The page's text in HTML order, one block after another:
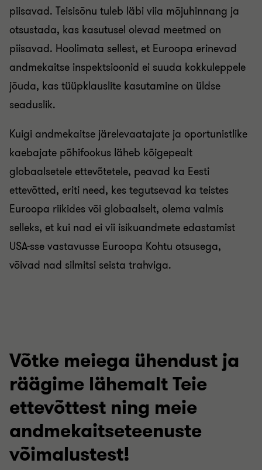
piisavad. Teisisõnu tuleb läbi viia mõjuhinnang ja
otsustada, kas kasutusel olevad meetmed on
piisavad. Hoolimata sellest, et Euroopa erinevad
andmekaitse inspektsioonid ei suuda kokkuleppele
jõuda, kas tüüpklauslite kasutamine on üldse
seaduslik.
Kuigi andmekaitse järelevaatajate ja oportunistlike
kaebajate põhifookus läheb kõigepealt
globaalsetele ettevõtetele, peavad ka Eesti
ettevõtted, eriti need, kes tegutsevad ka teistes
Euroopa riikides või globaalselt, olema valmis
selleks, et kui nad ei vii isikuandmete edastamist
USA-sse vastavusse Euroopa Kohtu otsusega,
võivad nad silmitsi seista trahviga.
Võtke meiega ühendust ja
räägime lähemalt Teie
ettevõttest ning meie
andmekaitseteenuste
võimalustest!